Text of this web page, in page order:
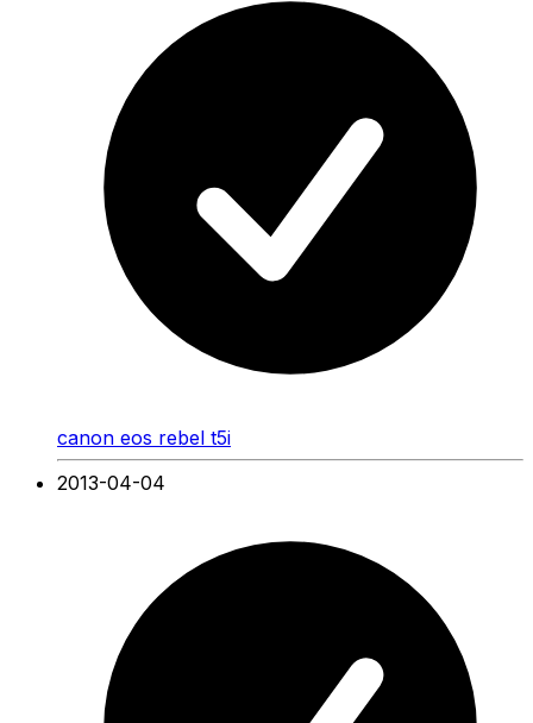
canon eos rebel t5i
2013-04-04